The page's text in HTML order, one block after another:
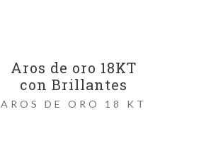
Aros de oro 18KT
con Brillantes
AROS DE ORO 18 KT